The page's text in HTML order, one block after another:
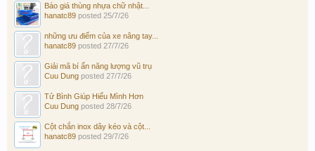
Báo giá thùng nhựa chữ nhật...
hanatc89 posted 25/7/26
những ưu điểm của xe nâng tay...
hanatc89 posted 27/7/26
Giải mã bí ẩn năng lượng vũ trụ
Cuu Dung posted 27/7/26
Tử Bình Giúp Hiểu Mình Hơn
Cuu Dung posted 28/7/26
Cột chắn inox dây kéo và cột...
hanatc89 posted 29/7/26